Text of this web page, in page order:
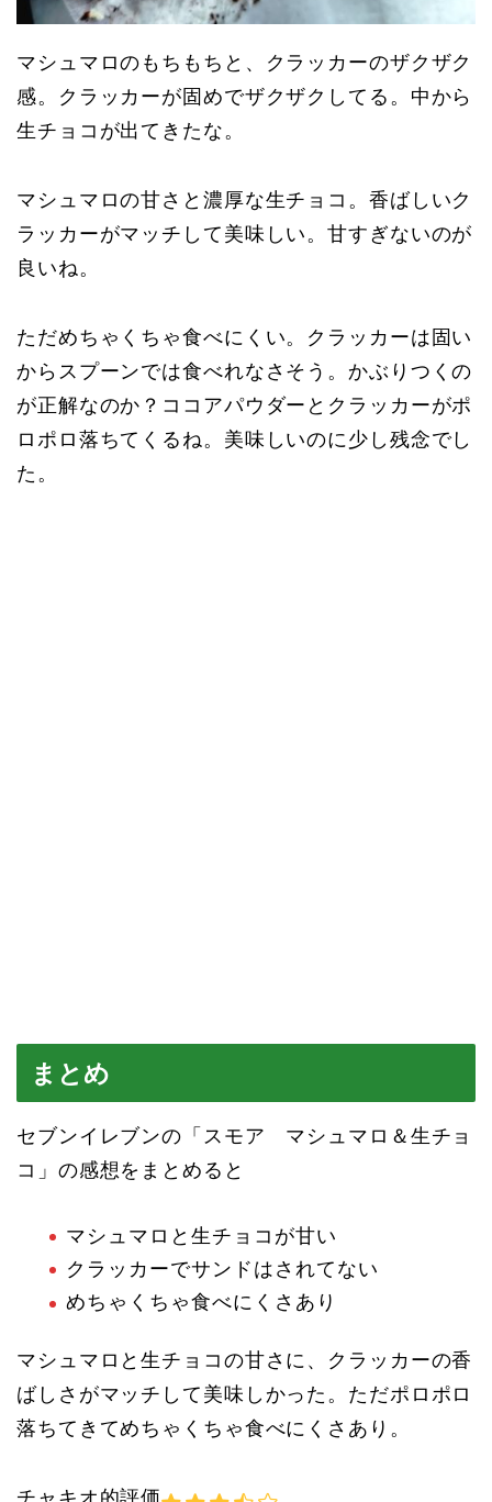
マシュマロのもちもちと、クラッカーのザクザク
感。クラッカーが固めでザクザクしてる。中から
生チョコが出てきたな。
マシュマロの甘さと濃厚な生チョコ。香ばしいク
ラッカーがマッチして美味しい。甘すぎないのが
良いね。
ただめちゃくちゃ食べにくい。クラッカーは固い
からスプーンでは食べれなさそう。かぶりつくの
が正解なのか？ココアパウダーとクラッカーがポ
ロポロ落ちてくるね。美味しいのに少し残念でし
た。
まとめ
セブンイレブンの「スモア マシュマロ＆生チョ
コ」の感想をまとめると
マシュマロと生チョコが甘い
クラッカーでサンドはされてない
めちゃくちゃ食べにくさあり
マシュマロと生チョコの甘さに、クラッカーの香
ばしさがマッチして美味しかった。ただポロポロ
落ちてきてめちゃくちゃ食べにくさあり。